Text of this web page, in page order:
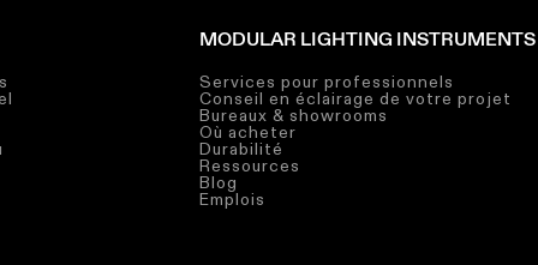
MODULAR LIGHTING INSTRUMENTS
Services pour professionnels
Conseil en éclairage de votre projet
Bureaux & showrooms
Où acheter
Durabilité
Ressources
Blog
Emplois